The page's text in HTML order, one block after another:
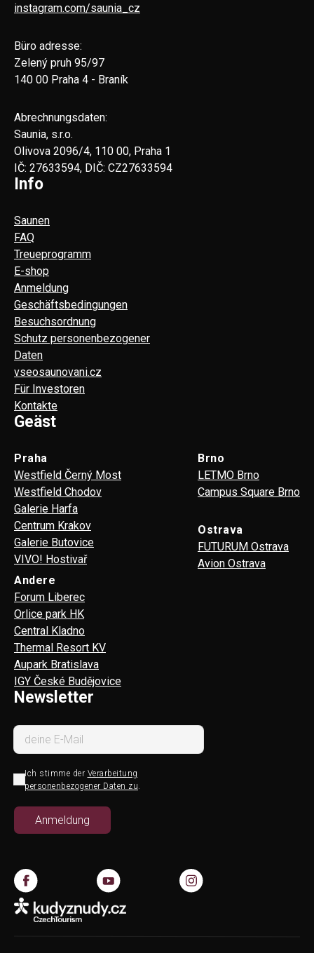
instagram.com/saunia_cz
Büro adresse:
Zelený pruh 95/97
140 00 Praha 4 - Braník
Abrechnungsdaten:
Saunia, s.r.o.
Olivova 2096/4, 110 00, Praha 1
IČ: 27633594, DIČ: CZ27633594
Info
Saunen
FAQ
Treueprogramm
E-shop
Anmeldung
Geschäftsbedingungen
Besuchsordnung
Schutz personenbezogener
Daten
vseosaunovani.cz
Für Investoren
Kontakte
Geäst
Praha
Westfield Černý Most
Westfield Chodov
Galerie Harfa
Centrum Krakov
Galerie Butovice
VIVO! Hostivař
Brno
LETMO Brno
Campus Square Brno
Ostrava
FUTURUM Ostrava
Avion Ostrava
Andere
Forum Liberec
Orlice park HK
Central Kladno
Thermal Resort KV
Aupark Bratislava
IGY České Budějovice
Newsletter
Ich stimme der Verarbeitung
personenbezogener Daten zu.